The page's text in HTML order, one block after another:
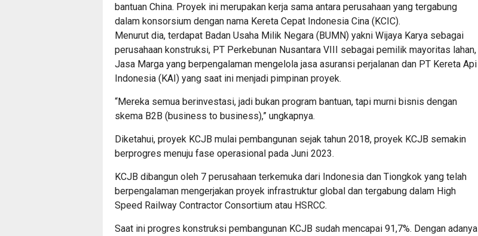
bantuan China. Proyek ini merupakan kerja sama antara perusahaan yang tergabung
dalam konsorsium dengan nama Kereta Cepat Indonesia Cina (KCIC).
Menurut dia, terdapat Badan Usaha Milik Negara (BUMN) yakni Wijaya Karya sebagai
perusahaan konstruksi, PT Perkebunan Nusantara VIII sebagai pemilik mayoritas lahan,
Jasa Marga yang berpengalaman mengelola jasa asuransi perjalanan dan PT Kereta Api
Indonesia (KAI) yang saat ini menjadi pimpinan proyek.
“Mereka semua berinvestasi, jadi bukan program bantuan, tapi murni bisnis dengan
skema B2B (business to business),” ungkapnya.
Diketahui, proyek KCJB mulai pembangunan sejak tahun 2018, proyek KCJB semakin
berprogres menuju fase operasional pada Juni 2023.
KCJB dibangun oleh 7 perusahaan terkemuka dari Indonesia dan Tiongkok yang telah
berpengalaman mengerjakan proyek infrastruktur global dan tergabung dalam High
Speed Railway Contractor Consortium atau HSRCC.
Saat ini progres konstruksi pembangunan KCJB sudah mencapai 91,7%. Dengan adanya